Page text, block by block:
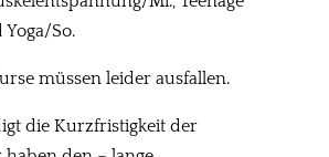
So.
müssen leider ausfallen.
die Kurzfristigkeit der